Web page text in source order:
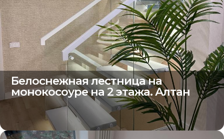
Белоснежная лестница на
монокосоуре на 2 этажа. Алтан